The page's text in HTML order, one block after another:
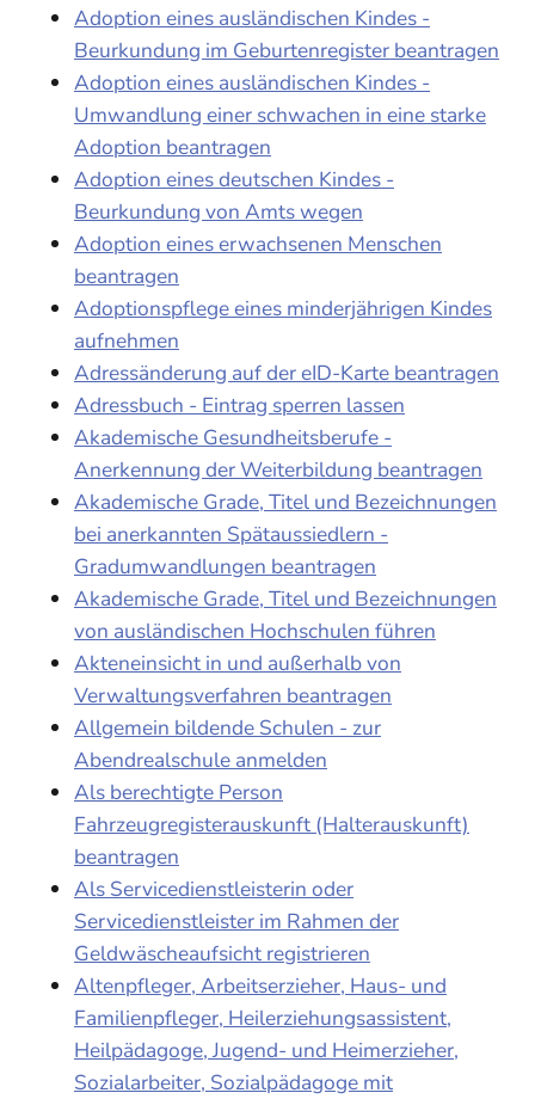
Adoption eines ausländischen Kindes -
Beurkundung im Geburtenregister beantragen
Adoption eines ausländischen Kindes -
Umwandlung einer schwachen in eine starke
Adoption beantragen
Adoption eines deutschen Kindes -
Beurkundung von Amts wegen
Adoption eines erwachsenen Menschen
beantragen
Adoptionspflege eines minderjährigen Kindes
aufnehmen
Adressänderung auf der eID-Karte beantragen
Adressbuch - Eintrag sperren lassen
Akademische Gesundheitsberufe -
Anerkennung der Weiterbildung beantragen
Akademische Grade, Titel und Bezeichnungen
bei anerkannten Spätaussiedlern -
Gradumwandlungen beantragen
Akademische Grade, Titel und Bezeichnungen
von ausländischen Hochschulen führen
Akteneinsicht in und außerhalb von
Verwaltungsverfahren beantragen
Allgemein bildende Schulen - zur
Abendrealschule anmelden
Als berechtigte Person
Fahrzeugregisterauskunft (Halterauskunft)
beantragen
Als Servicedienstleisterin oder
Servicedienstleister im Rahmen der
Geldwäscheaufsicht registrieren
Altenpfleger, Arbeitserzieher, Haus- und
Familienpfleger, Heilerziehungsassistent,
Heilpädagoge, Jugend- und Heimerzieher,
Sozialarbeiter, Sozialpädagoge mit